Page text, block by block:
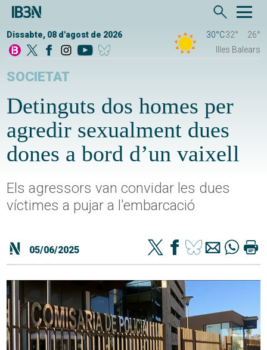
Dissabte, 08 d'agost de 2026 30°C32°
26°
Illes Balears
SOCIETAT
Detinguts dos homes per
agredir sexualment dues
dones a bord d’un vaixell
Els agressors van convidar les dues
víctimes a pujar a l'embarcació
05/06/2025